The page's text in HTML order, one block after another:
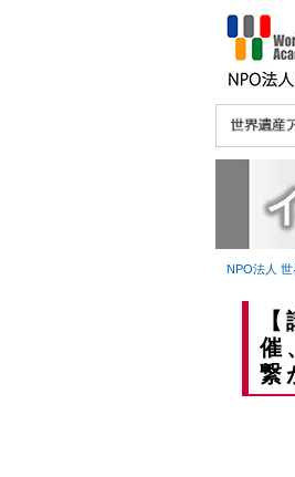
理念
メッセージ
主な活動
沿革
組織図・
研究員紹
宮澤 光
研究員に
ア協力など
法人会員
メディア
NPO法人
催
繋